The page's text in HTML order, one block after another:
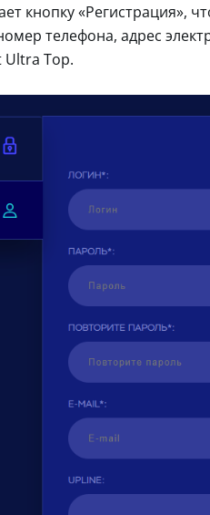
кнопку «Регистрация»,
телефона, адрес
Ultra Top.